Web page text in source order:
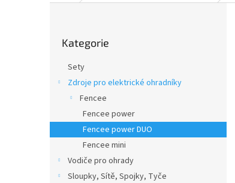
a
kategorie
Kategorie
Sety
Zdroje pro elektrické ohradníky
Fencee
Fencee power
Fencee power DUO
Fencee mini
Vodiče pro ohrady
Sloupky, Sítě, Spojky, Tyče